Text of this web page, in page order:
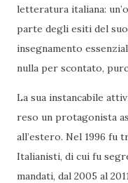
letteratura italiana:
parte degli esiti del
insegnamento
nulla per scontato,
La sua instancabile
reso un protagonista
all’estero. Nel 1996 fu
Italianisti, di cui fu
mandati, dal 2005 al